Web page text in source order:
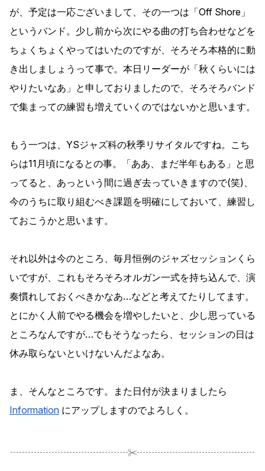
が、予定は一応ございまして、その一つは「Off Shore」
というバンド。少し前から次にやる曲の打ち合わせなどを
ちょくちょくやってはいたのですが、そろそろ本格的に動
き出しましょうって事で。本日リーダーが「秋くらいには
やりたいなあ」と申しておりましたので、そろそろバンド
で集まっての練習も増えていくのではないかと思います。
もう一つは、YSジャズ科の秋季リサイタルですね。こち
らは11月頃になるとの事。「ああ、まだ半年もある」と思
ってると、あっという間に過ぎ去っていきますので(笑)、
今のうちに取り組むべき課題を明確にしておいて、練習し
ておこうかと思います。
それ以外は今のところ、毎月恒例のジャズセッションくら
いですが、これもそろそろオルガン一式を持ち込んで、演
奏慣れしておくべきかなあ…などと考えてたりしてます。
とにかく人前でやる機会を増やしたいと、少し思っている
ところなんですが…でもそうなったら、セッションの日は
休み取らないといけないんだよなあ。
ま、そんなところです。また日付が決まりましたら
Information にアップしますのでよろしく。